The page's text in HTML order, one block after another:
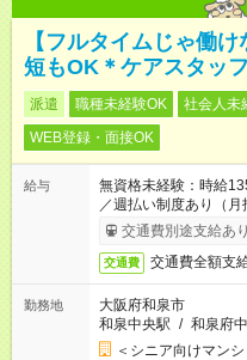
【フルタイムじゃ働
短もOK＊ケアスタッフ
派遣 職種未経験OK 社会人未
WEB登録・面接OK
給与
無資格未経験：時給
／週払い制度あり（
了次第のお支払いとな
交通費別途支給あり
交通費 交通費全額支
勤務地
大阪府和泉市
和泉中央駅 / 和泉府
＜シニア向けマンシ